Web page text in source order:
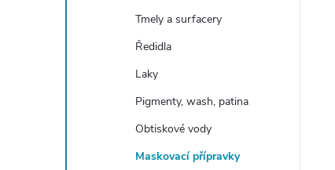
Tmely a surfacery
Ředidla
Laky
Pigmenty, wash, patina
Obtiskové vody
Maskovací přípravky